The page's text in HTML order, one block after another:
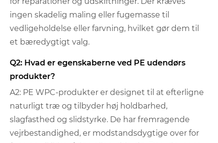
ingen skadelig maling eller fugemasse til
vedligeholdelse eller farvning, hvilket gør dem til
et bæredygtigt valg.
Q2: Hvad er egenskaberne ved PE udendørs
produkter?
A2: PE WPC-produkter er designet til at efterligne
naturligt træ og tilbyder høj holdbarhed,
slagfasthed og slidstyrke. De har fremragende
vejrbestandighed, er modstandsdygtige over for